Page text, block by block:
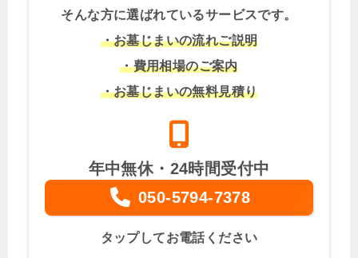
そんな方に選ばれているサービスです。
・お墓じまいの流れご説明
・費用相場のご案内
・お墓じまいの無料見積り
年中無休・24時間受付中
050-5794-7378
タップしてお電話ください